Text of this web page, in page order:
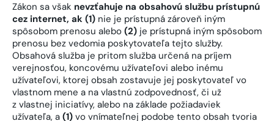
Zákon sa však nevzťahuje na obsahovú službu prístupnú
cez internet, ak (1) nie je prístupná zároveň iným
spôsobom prenosu alebo (2) je prístupná iným spôsobom
prenosu bez vedomia poskytovateľa tejto služby.
Obsahová služba je pritom služba určená na príjem
verejnosťou, koncovému užívateľovi alebo inému
užívateľovi, ktorej obsah zostavuje jej poskytovateľ vo
vlastnom mene a na vlastnú zodpovednosť, či už
z vlastnej iniciatívy, alebo na základe požiadaviek
užívateľa, a (1) vo vnímateľnej podobe tento obsah tvoria